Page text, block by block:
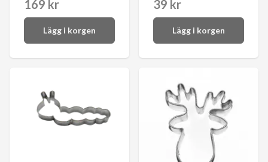
169 kr
Lägg i korgen
39 kr
Lägg i korgen